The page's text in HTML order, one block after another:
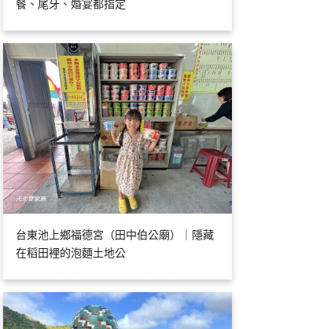
餐、尾牙、婚宴都指定
台東池上鄉福德宮（田中伯公廟）｜隱藏
在稻田裡的泡麵土地公